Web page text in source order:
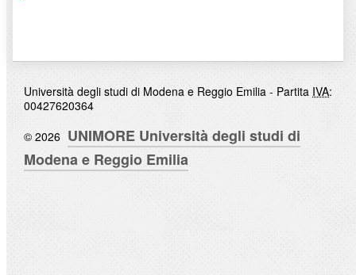
Università degli studi di Modena e Reggio Emilia - Partita IVA:
00427620364
© 2026 UNIMORE Università degli studi di
Modena e Reggio Emilia